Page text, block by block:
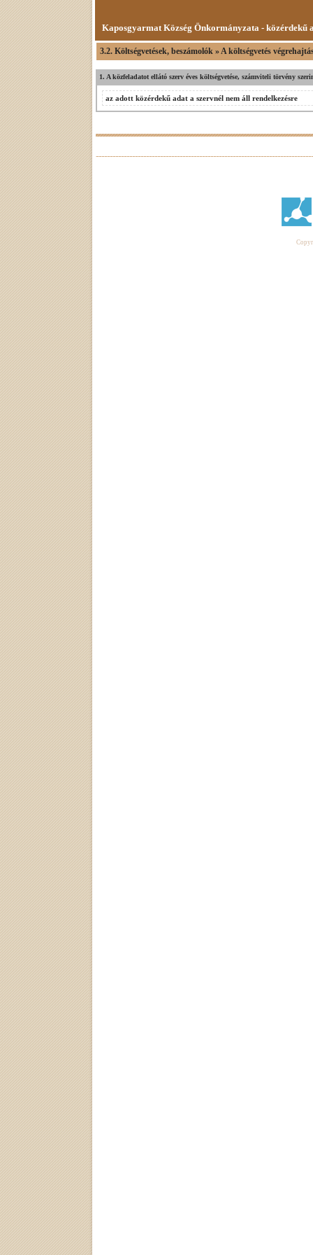
Kaposgyarmat Község Önkormányzata - közérdekű
3.2. Költségvetések, beszámolók » A költségvetés
1. A közfeladatot ellátó szerv éves költségvetése, számviteli törvény
az adott közérdekű adat a szervnél nem áll rendelkezésre